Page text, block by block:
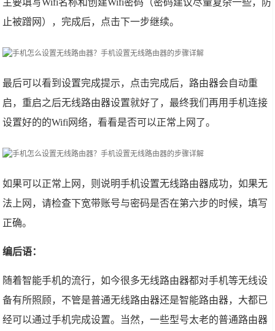
主要填写Wifi名称和创建Wifi密码（密码建议尽量复杂一些，防
止被蹭网），完成后，点击下一步继续。
最后可以看到设置完成提示，点击完成后，路由器会自动重
启，重启之后无线路由器设置就好了，最终我们再用手机连接
设置好的的Wifi网络，看看是否可以正常上网了。
如果可以正常上网，则说明手机设置无线路由器成功，如果无
法上网，请检查下宽带账号与密码是否在第六步的时候，填写
正确。
编后语：
随着智能手机的流行，如今很多无线路由器都对手机等无线设
备有所照顾，不管是普通无线路由器还是智能路由器，大都已
经可以通过手机完成设置。当然，一些型号太老的普通路由器